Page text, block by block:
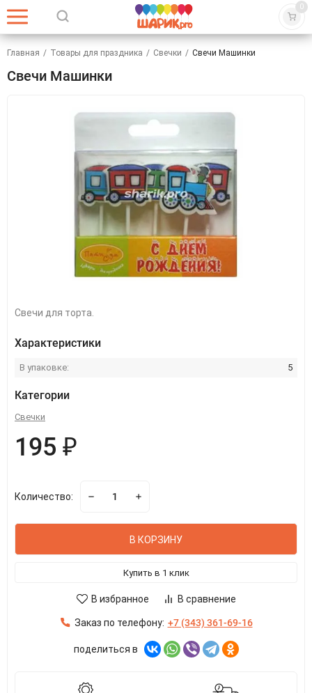
0
Главная / Товары для праздника / Свечки / Свечи Машинки
Свечи Машинки
Свечи для торта.
Характеристики
В упаковке: 5
Категории
Свечки
195 ₽
Количество:
В КОРЗИНУ
Купить в 1 клик
В избранное В сравнение
Заказ по телефону: +7 (343) 361-69-16
поделиться в